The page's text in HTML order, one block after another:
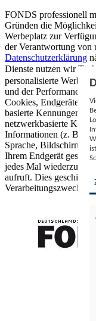
FONDS professionell
Gründen die
Werbeplatz zur
der Verantwortung von
Datenschutzerklärung
Dienste nutzen wir
personalisierte
und der Performance
Cookies, Endgeräte-
basierte Kennungen,
netzwerkbasierte
Informationen (z. B.
Sprache,
Ihrem Endgerät
jedes Mal
aufruft. Dies geschieht
Verarbeitungszwecke.
FONDS